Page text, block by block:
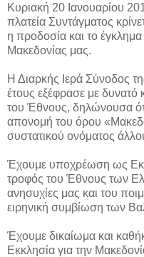
Κυριακή 20 Ιανουαρίου
πλατεία Συντάγματος
η προδοσία και το έγκλημα
Μακεδονίας μας.
Η Διαρκής Ιερά Σύνοδος
έτους εξέφρασε με
του Έθνους, δηλώνουσα
απονομή του όρου
συστατικού ονόματος
Έχουμε υποχρέωση ως
τροφός του Έθνους των
ανησυχίες μας και του
ειρηνική συμβίωση των
Έχουμε δικαίωμα και
Εκκλησία για την